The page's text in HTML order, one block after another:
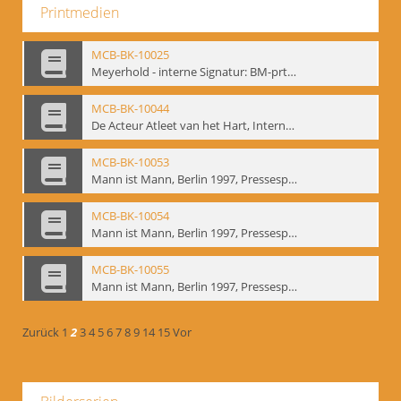
Printmedien
MCB-BK-10025
Meyerhold - interne Signatur: BM-prt-233
MCB-BK-10044
De Acteur Atleet van het Hart, Internationale Konferenz, Gent, 17.11.2004 - interne Signatur: BM-prt-253
MCB-BK-10053
Mann ist Mann, Berlin 1997, Pressespiegel - interne Signatur: BM-prt-262-1
MCB-BK-10054
Mann ist Mann, Berlin 1997, Pressespiegel - interne Signatur: BM-prt-262-2
MCB-BK-10055
Mann ist Mann, Berlin 1997, Pressespiegel - interne Signatur: BM-prt-262-3
Zurück 1 234 56789 14 15Vor